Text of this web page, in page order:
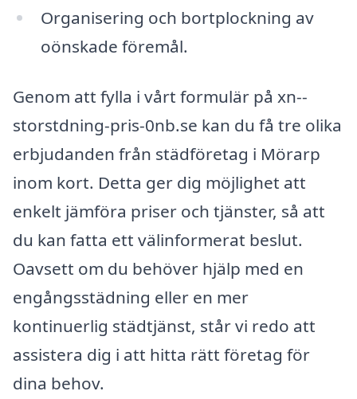
Organisering och bortplockning av
oönskade föremål.
Genom att fylla i vårt formulär på xn--
storstdning-pris-0nb.se kan du få tre olika
erbjudanden från städföretag i Mörarp
inom kort. Detta ger dig möjlighet att
enkelt jämföra priser och tjänster, så att
du kan fatta ett välinformerat beslut.
Oavsett om du behöver hjälp med en
engångsstädning eller en mer
kontinuerlig städtjänst, står vi redo att
assistera dig i att hitta rätt företag för
dina behov.